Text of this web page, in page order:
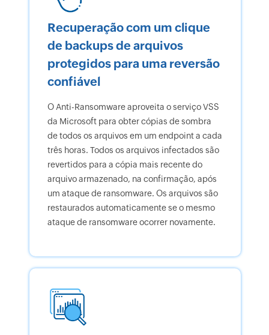
Recuperação com um clique
de backups de arquivos
protegidos para uma reversão
confiável
O Anti-Ransomware aproveita o serviço VSS
da Microsoft para obter cópias de sombra
de todos os arquivos em um endpoint a cada
três horas. Todos os arquivos infectados são
revertidos para a cópia mais recente do
arquivo armazenado, na confirmação, após
um ataque de ransomware. Os arquivos são
restaurados automaticamente se o mesmo
ataque de ransomware ocorrer novamente.